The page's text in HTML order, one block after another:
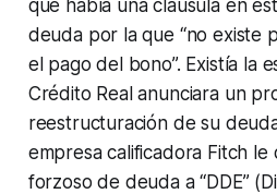
que había una cláusula en
deuda por la que “no existe
el pago del bono”. Existía la
Crédito Real anunciara un
reestructuración de su
empresa calificadora Fitch le
forzoso de deuda a “DDE”